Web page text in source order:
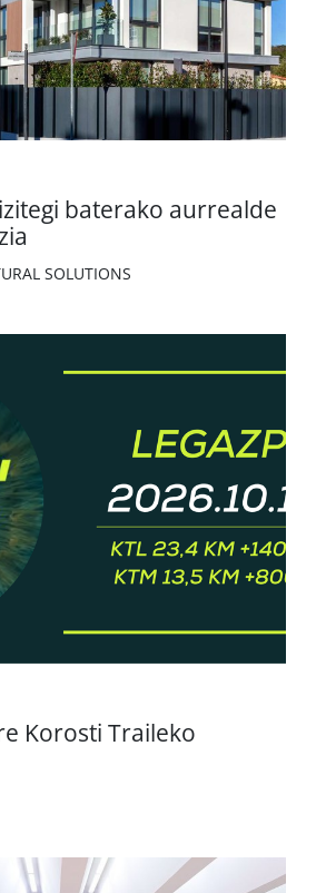
baterako aurrealde
SOLUTIONS
Korosti Traileko